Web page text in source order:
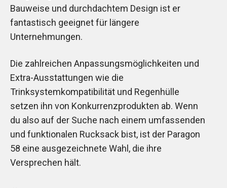
Bauweise und durchdachtem Design ist er
fantastisch geeignet für längere
Unternehmungen.
Die zahlreichen Anpassungsmöglichkeiten und
Extra-Ausstattungen wie die
Trinksystemkompatibilität und Regenhülle
setzen ihn von Konkurrenzprodukten ab. Wenn
du also auf der Suche nach einem umfassenden
und funktionalen Rucksack bist, ist der Paragon
58 eine ausgezeichnete Wahl, die ihre
Versprechen hält.